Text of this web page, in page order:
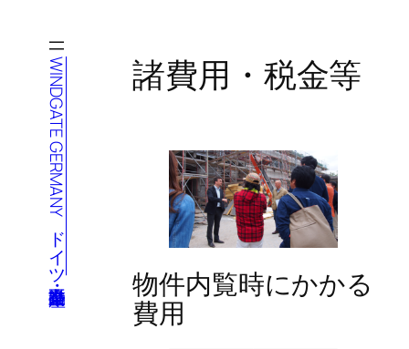
WINDGATE GERMANY ドイツ不動産・企業進出 諸費用・税金等
物件内覧時にかかる
費用